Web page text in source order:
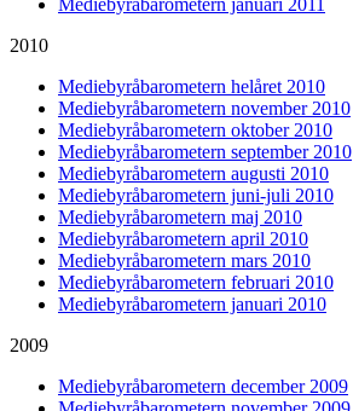
2010
Mediebyråbarometern helåret 2010
Mediebyråbarometern november 2010
Mediebyråbarometern oktober 2010
Mediebyråbarometern september 2010
Mediebyråbarometern augusti 2010
Mediebyråbarometern juni-juli 2010
Mediebyråbarometern maj 2010
Mediebyråbarometern april 2010
Mediebyråbarometern mars 2010
Mediebyråbarometern februari 2010
Mediebyråbarometern januari 2010
2009
Mediebyråbarometern december 2009